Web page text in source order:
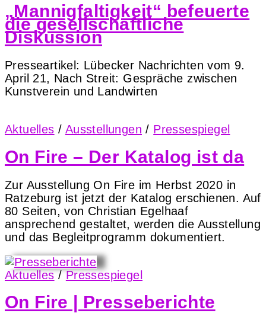
„Mannigfaltigkeit“ befeuerte
die gesellschaftliche
Diskussion
Presseartikel: Lübecker Nachrichten vom 9.
April 21, Nach Streit: Gespräche zwischen
Kunstverein und Landwirten
Aktuelles / Ausstellungen / Pressespiegel
On Fire – Der Katalog ist da
Zur Ausstellung On Fire im Herbst 2020 in
Ratzeburg ist jetzt der Katalog erschienen. Auf
80 Seiten, von Christian Egelhaaf
ansprechend gestaltet, werden die Ausstellung
und das Begleitprogramm dokumentiert.
Aktuelles/Pressespiegel
On Fire | Presseberichte